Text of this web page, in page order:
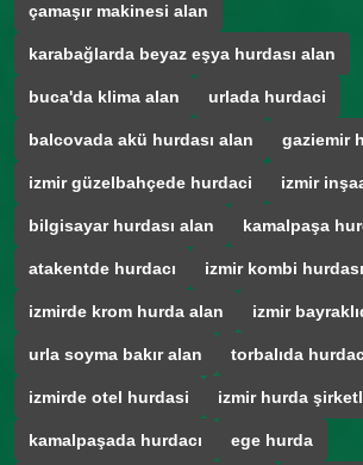
çamaşır makinesi alan
karabağlarda beyaz eşya hurdası alan
buca'da klima alan urlada hurdaci
balcovada akü hurdası alan gaziemir
izmir güzelbahçede hurdaci izmir
bilgisayar hurdası alan kamalpaşa
atakentde hurdacı izmir kombi
izmirde krom hurda alan izmir
urla soyma bakır alan torbalıda
izmirde otel hurdasi izmir hurda
kamalpaşada hurdacı ege hurda